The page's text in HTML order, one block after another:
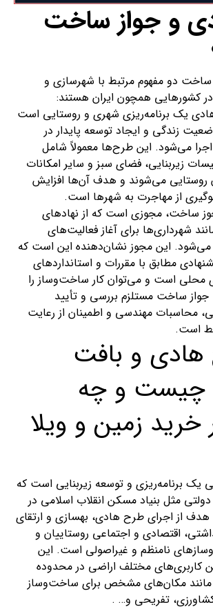
و جواز ساخت
دو مفهوم مرتبط با شهرسازی و
کشورهایی همچون ایران هستند:
یک برنامه‌ریزی شهری و روستایی است
زندگی و ایجاد توسعه پایدار در
می‌شود. این طرح‌ها معمولاً شامل
زیربنایی، فضای سبز و سایر امکانات
روستایی می‌شوند و هدف آن‌ها افزایش
از مهاجرت به شهرها است.
ساخت، مجوزی است که از نهادهای
شهرداری‌ها برای آغاز فعالیت‌های
می‌شود. این مجوز نشان‌دهنده این است که
مطابق با مقررات و استانداردهای
محلی است و می‌توان کار ساخت‌وساز را
ساخت مستلزم بررسی و تأیید
محاسبات مهندسی و اطمینان از رعایت
است.
هادی و بافت
چیست و چه
زمین و ویلا
یک برنامه‌ریزی و توسعه زیربنایی است که
مثل بنیاد مسکن انقلاب اسلامی در
هدف از اجرای طرح هادی، بهسازی و ارتقای
اقتصادی و اجتماعی روستاییان و
نامنظم و غیراصولی است. این
کاربری‌های مختلف اراضی در محدوده
مانند مکان‌های مشخص برای ساخت‌وساز
تفریحی و… .